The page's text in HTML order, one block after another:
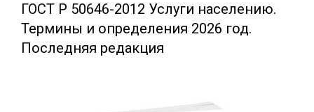
Акции и скидки
ГОСТ Р 50646-2012 Услуги населению.
Термины и определения 2026 год.
Последняя редакция